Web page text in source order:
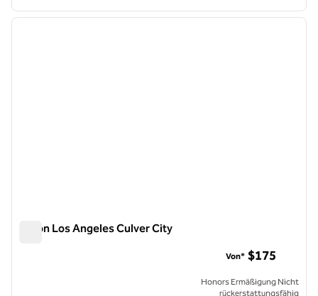
1 von 12
Hilton Los Angeles Culver City
Von* $175
Honors Ermäßigung Nicht
rückerstattungsfähig